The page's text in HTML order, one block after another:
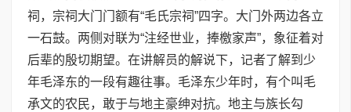
祠，宗祠大门门额有“毛氏宗祠”四字。大门外两边各立
一石鼓。两侧对联为“注经世业，捧檄家声”，象征着对
后辈的殷切期望。在讲解员的解说下，记者了解到少
年毛泽东的一段有趣往事。毛泽东少年时，有个叫毛
承文的农民，敢于与地主豪绅对抗。地主与族长勾